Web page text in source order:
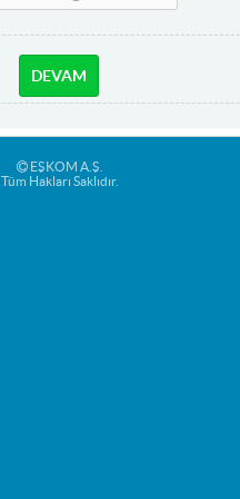
DEVAM
EŞKOM A.Ş.
Tüm Hakları Saklıdır.